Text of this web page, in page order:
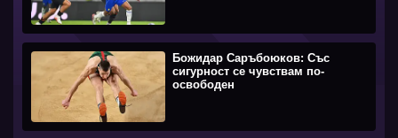
Божидар Саръбоюков: Със
сигурност се чувствам по-
освободен